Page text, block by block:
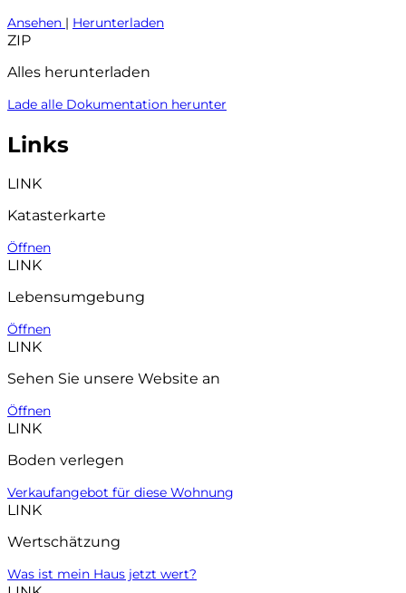
Ansehen | Herunterladen
ZIP
Alles herunterladen
Lade alle Dokumentation herunter
Links
LINK
Katasterkarte
Öffnen
LINK
Lebensumgebung
Öffnen
LINK
Sehen Sie unsere Website an
Öffnen
LINK
Boden verlegen
Verkaufangebot für diese Wohnung
LINK
Wertschätzung
Was ist mein Haus jetzt wert?